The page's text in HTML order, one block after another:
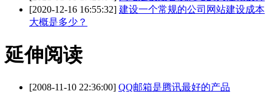
[2020-12-16 16:55:32] 建设一个常规的公司网站建设成本
大概是多少？
延伸阅读
[2008-11-10 22:36:00] QQ邮箱是腾讯最好的产品